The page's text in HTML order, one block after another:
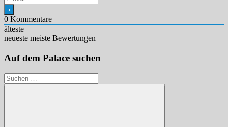
0 Kommentare
älteste
neueste meiste Bewertungen
Auf dem Palace suchen
Suchen
nach: